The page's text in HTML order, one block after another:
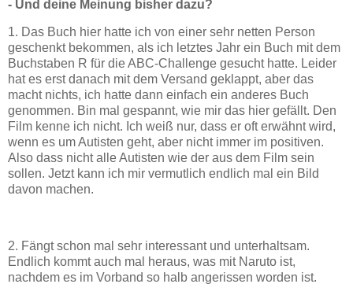
- Und deine Meinung bisher dazu?
1. Das Buch hier hatte ich von einer sehr netten Person
geschenkt bekommen, als ich letztes Jahr ein Buch mit dem
Buchstaben R für die ABC-Challenge gesucht hatte. Leider
hat es erst danach mit dem Versand geklappt, aber das
macht nichts, ich hatte dann einfach ein anderes Buch
genommen. Bin mal gespannt, wie mir das hier gefällt. Den
Film kenne ich nicht. Ich weiß nur, dass er oft erwähnt wird,
wenn es um Autisten geht, aber nicht immer im positiven.
Also dass nicht alle Autisten wie der aus dem Film sein
sollen. Jetzt kann ich mir vermutlich endlich mal ein Bild
davon machen.
2. Fängt schon mal sehr interessant und unterhaltsam.
Endlich kommt auch mal heraus, was mit Naruto ist,
nachdem es im Vorband so halb angerissen worden ist.